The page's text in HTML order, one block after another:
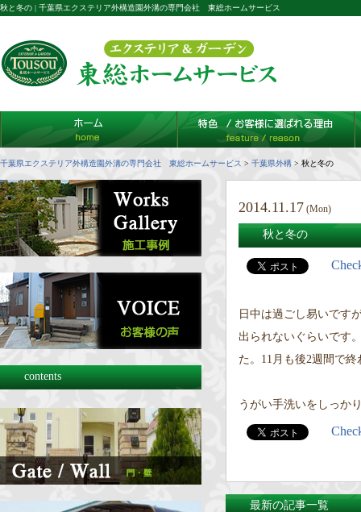
秋と冬の | 千葉県エクステリア外構造園外溝の専門会社 東総ホームサービス
千葉県エクステリア外構造園外溝の専門会社 東総ホームサービス > 千葉県外構 > 秋と冬の
2014.11.17 (Mon)
秋と冬の
日中は過ごし易いです
出られないぐらいです
た。11月も後2週間で
うがい手洗いをしっか
最新の記事一覧
contents